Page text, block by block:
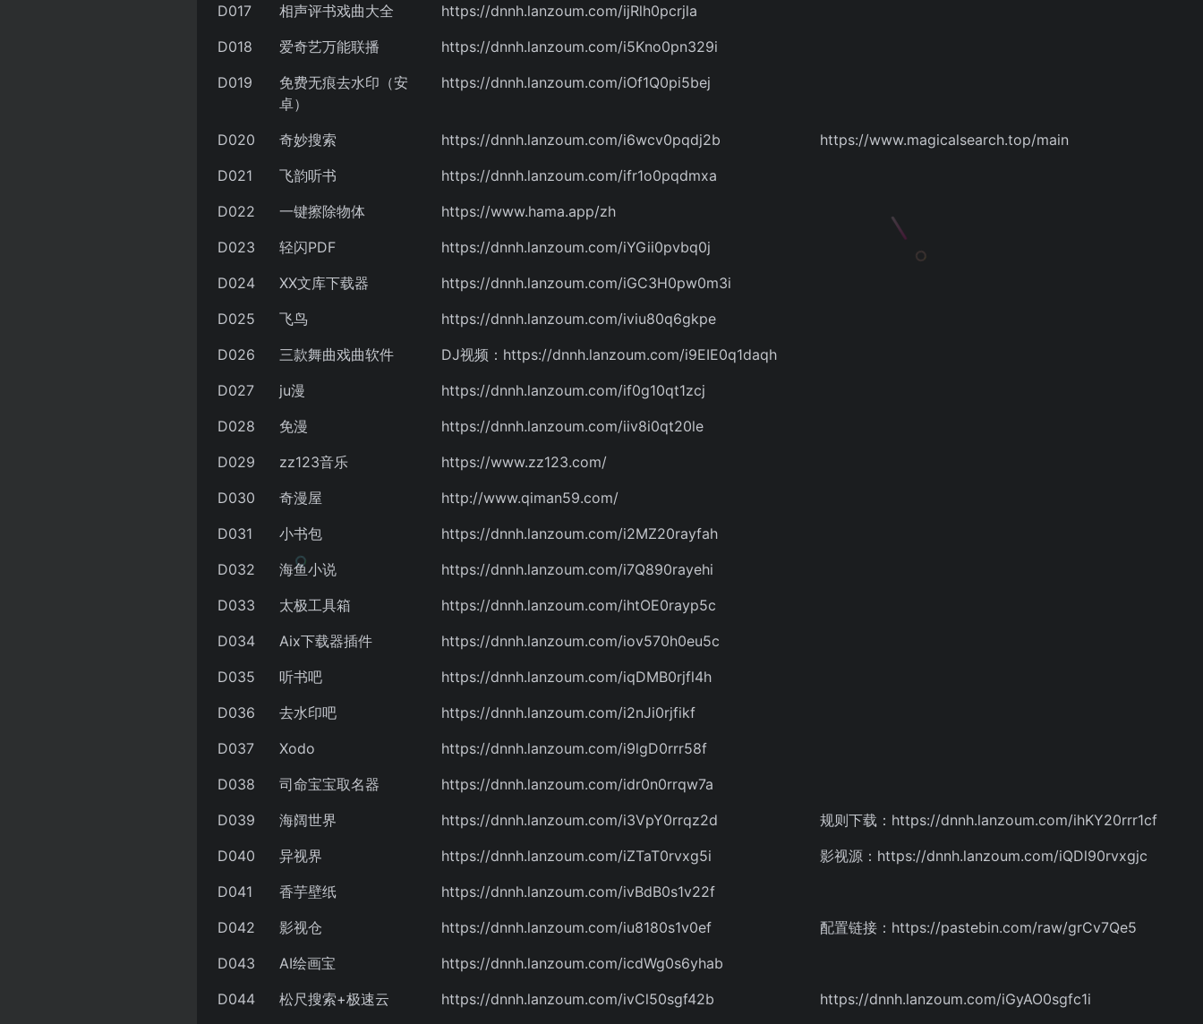
D017
相声评书戏曲大全
https://dnnh.lanzoum.com/ijRlh0pcrjla
D018
爱奇艺万能联播
https://dnnh.lanzoum.com/i5Kno0pn329i
D019
免费无痕去水印（安
卓）
https://dnnh.lanzoum.com/iOf1Q0pi5bej
D020 奇妙搜索 https://dnnh.lanzoum.com/i6wcv0pqdj2b
https://www.magicalsearch.top/main
D021
飞韵听书
https://dnnh.lanzoum.com/ifr1o0pqdmxa
D022
一键擦除物体
https://www.hama.app/zh
D023
轻闪PDF
https://dnnh.lanzoum.com/iYGii0pvbq0j
D024
XX文库下载器
https://dnnh.lanzoum.com/iGC3H0pw0m3i
D025
飞鸟
https://dnnh.lanzoum.com/iviu80q6gkpe
D026
三款舞曲戏曲软件
DJ视频：https://dnnh.lanzoum.com/i9EIE0q1daqh
D027
ju漫
https://dnnh.lanzoum.com/if0g10qt1zcj
D028
免漫
https://dnnh.lanzoum.com/iiv8i0qt20le
D029
zz123音乐
https://www.zz123.com/
D030
奇漫屋
http://www.qiman59.com/
D031
小书包
https://dnnh.lanzoum.com/i2MZ20rayfah
D032
海鱼小说
https://dnnh.lanzoum.com/i7Q890rayehi
D033
太极工具箱
https://dnnh.lanzoum.com/ihtOE0rayp5c
D034
Aix下载器插件
https://dnnh.lanzoum.com/iov570h0eu5c
D035
听书吧
https://dnnh.lanzoum.com/iqDMB0rjfl4h
D036
去水印吧
https://dnnh.lanzoum.com/i2nJi0rjfikf
D037
Xodo
https://dnnh.lanzoum.com/i9lgD0rrr58f
D038
司命宝宝取名器
https://dnnh.lanzoum.com/idr0n0rrqw7a
D039
海阔世界 https://dnnh.lanzoum.com/i3VpY0rrqz2d
规则下载：https://dnnh.lanzoum.com/ihKY20rrr1cf
D040
异视界 https://dnnh.lanzoum.com/iZTaT0rvxg5i
影视源：https://dnnh.lanzoum.com/iQDl90rvxgjc
D041
香芋壁纸
https://dnnh.lanzoum.com/ivBdB0s1v22f
D042
影视仓 https://dnnh.lanzoum.com/iu8180s1v0ef
配置链接：https://pastebin.com/raw/grCv7Qe5
D043
AI绘画宝
https://dnnh.lanzoum.com/icdWg0s6yhab
D044
松尺搜索+极速云 https://dnnh.lanzoum.com/ivCl50sgf42b
https://dnnh.lanzoum.com/iGyAO0sgfc1i